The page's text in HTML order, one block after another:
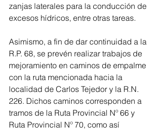
zanjas laterales para la conducción de
excesos hídricos, entre otras tareas.
Asimismo, a fin de dar continuidad a la
R.P. 68, se prevén realizar trabajos de
mejoramiento en caminos de empalme
con la ruta mencionada hacia la
localidad de Carlos Tejedor y la R.N.
226. Dichos caminos corresponden a
tramos de la Ruta Provincial Nº 66 y
Ruta Provincial Nº 70, como así